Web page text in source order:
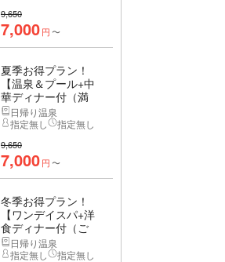
9,650
7,000円 〜
夏季お得プラン！
【温泉＆プール+中
華ディナー付（満
腹...日帰り温泉
指定無し
指定無し
9,650
7,000円 〜
冬季お得プラン！
【ワンデイスパ+洋
食ディナー付（ご
褒...日帰り温泉
指定無し
指定無し